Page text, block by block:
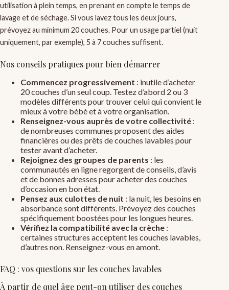
utilisation à plein temps, en prenant en compte le temps de
lavage et de séchage. Si vous lavez tous les deux jours,
prévoyez au minimum 20 couches. Pour un usage partiel (nuit
uniquement, par exemple), 5 à 7 couches suffisent.
Nos conseils pratiques pour bien démarrer
Commencez progressivement : inutile d’acheter
20 couches d’un seul coup. Testez d’abord 2 ou 3
modèles différents pour trouver celui qui convient le
mieux à votre bébé et à votre organisation.
Renseignez-vous auprès de votre collectivité :
de nombreuses communes proposent des aides
financières ou des prêts de couches lavables pour
tester avant d’acheter.
Rejoignez des groupes de parents : les
communautés en ligne regorgent de conseils, d’avis
et de bonnes adresses pour acheter des couches
d’occasion en bon état.
Pensez aux culottes de nuit : la nuit, les besoins en
absorbance sont différents. Prévoyez des couches
spécifiquement boostées pour les longues heures.
Vérifiez la compatibilité avec la crèche :
certaines structures acceptent les couches lavables,
d’autres non. Renseignez-vous en amont.
FAQ : vos questions sur les couches lavables
À partir de quel âge peut-on utiliser des couches